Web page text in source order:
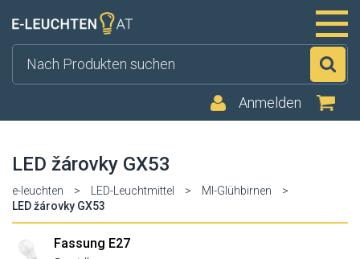
Anmelden
LED žárovky GX53
e-leuchten > LED-Leuchtmittel > MI-Glühbirnen
>
LED žárovky GX53
Fassung E27